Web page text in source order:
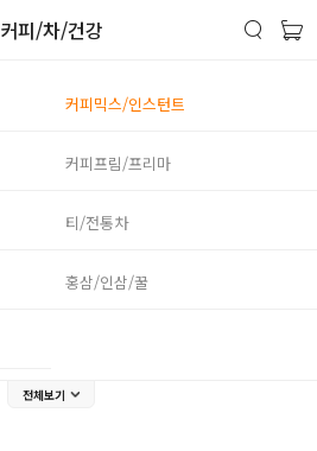
커피/차/건강
커피믹스/인스턴트
커피프림/프리마
티/전통차
홍삼/인삼/꿀
전체보기